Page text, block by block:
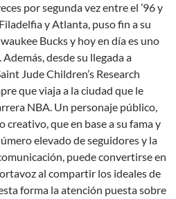
por segunda vez entre el ’96 y
y Atlanta, puso fin a su
Bucks y hoy en día es uno
desde su llegada a
Jude Children’s Research
que viaja a la ciudad que le
NBA. Un personaje público,
creativo, que en base a su fama y
elevado de seguidores y la
puede convertirse en
al compartir los ideales de
forma la atención puesta sobre